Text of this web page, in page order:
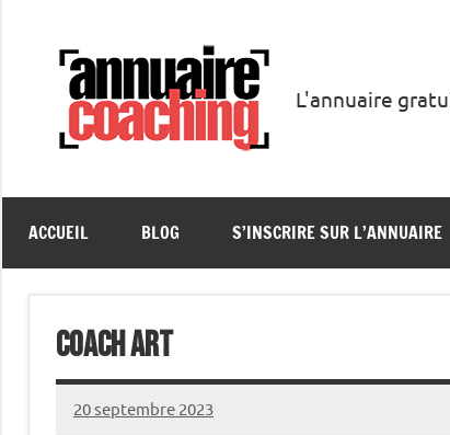
L'annuaire
ACCUEIL BLOG S’INSCRIRE SUR L’ANNUAIRE
Coach Art
20 septembre 2023
annuairecoaching